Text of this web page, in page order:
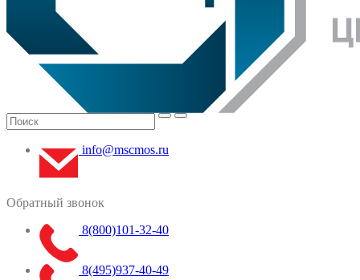
info@mscmos.ru
Обратный звонок
8(800)101-32-40
8(495)937-40-49